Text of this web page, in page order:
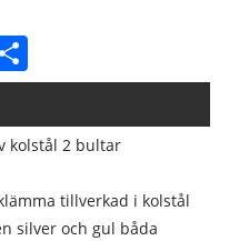
kolstål 2 bultar
tillverkad i kolstål
silver och gul båda